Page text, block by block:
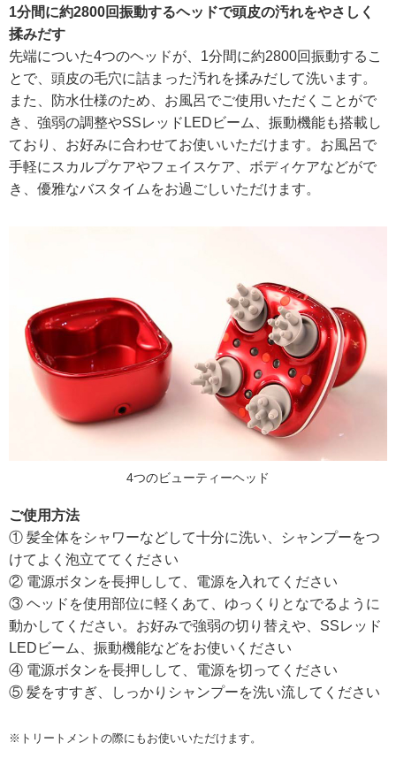
1分間に約2800回振動するヘッドで頭皮の汚れをやさしく
揉みだす
先端についた4つのヘッドが、1分間に約2800回振動するこ
とで、頭皮の毛穴に詰まった汚れを揉みだして洗います。
また、防水仕様のため、お風呂でご使用いただくことがで
き、強弱の調整やSSレッドLEDビーム、振動機能も搭載し
ており、お好みに合わせてお使いいただけます。お風呂で
手軽にスカルプケアやフェイスケア、ボディケアなどがで
き、優雅なバスタイムをお過ごしいただけます。
4つのビューティーヘッド
ご使用方法
① 髪全体をシャワーなどして十分に洗い、シャンプーをつ
けてよく泡立ててください
② 電源ボタンを長押しして、電源を入れてください
③ ヘッドを使用部位に軽くあて、ゆっくりとなでるように
動かしてください。お好みで強弱の切り替えや、SSレッド
LEDビーム、振動機能などをお使いください
④ 電源ボタンを長押しして、電源を切ってください
⑤ 髪をすすぎ、しっかりシャンプーを洗い流してください
※トリートメントの際にもお使いいただけます。